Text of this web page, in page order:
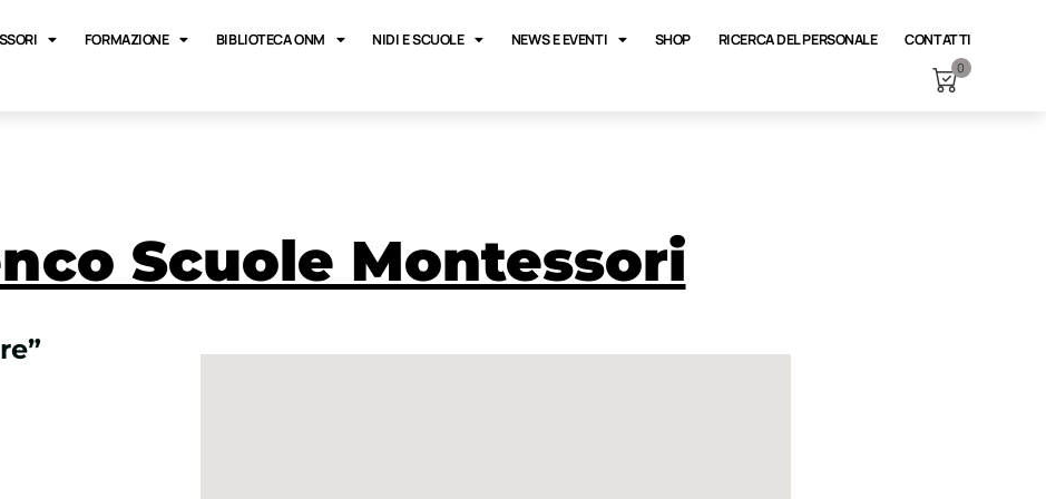
FORMAZIONE BIBLIOTECA ONM NIDI E SCUOLE NEWS E EVENTI SHOP RICERCA DEL PERSONALE CONTATTI
0
Scuole Montessori